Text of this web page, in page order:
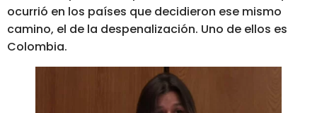
ocurrió en los países que decidieron ese mismo
camino, el de la despenalización. Uno de ellos es
Colombia.